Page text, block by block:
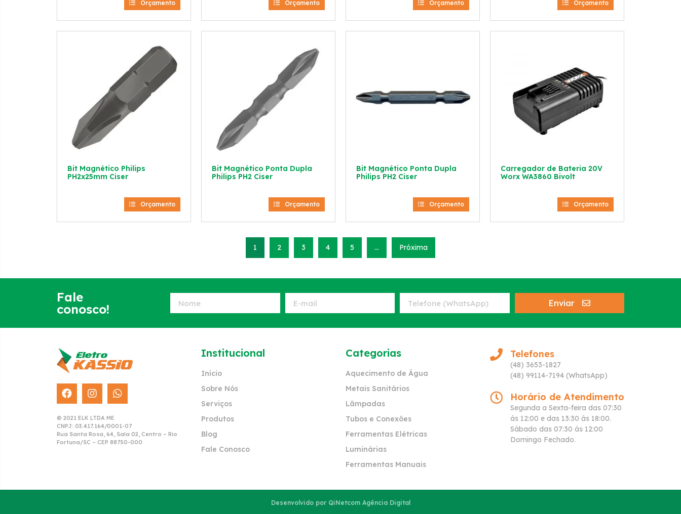
Orçamento Orçamento Orçamento Orçamento
Bit Magnético Philips
PH2x25mm Ciser
Orçamento
Bit Magnético Ponta Dupla
Philips PH2 Ciser
Orçamento
Bit Magnético Ponta Dupla
Philips PH2 Ciser
Orçamento
Carregador de Bateria 20V
Worx WA3860 Bivolt
Orçamento
1 2 3 4 5 … Próxima
Fale
conosco!
Enviar
© 2021 ELK LTDA ME
CNPJ: 03.417.164/0001-07
Rua Santa Rosa, 64, Sala 02, Centro – Rio
Fortuna/SC – CEP 88750-000
Institucional
Início
Sobre Nós
Serviços
Produtos
Blog
Fale Conosco
Categorias
Aquecimento de Água
Metais Sanitários
Lâmpadas
Tubos e Conexões
Ferramentas Elétricas
Luminárias
Ferramentas Manuais
Telefones
(48) 3653-1827
(48) 99114-7194 (WhatsApp)
Horário de Atendimento
Segunda a Sexta-feira das 07:30
ás 12:00 e das 13:30 ás 18:00.
Sábado das 07:30 ás 12:00
Domingo Fechado.
Desenvolvido por QiNetcom Agência Digital